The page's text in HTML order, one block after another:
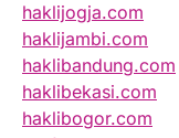
haklijogja.com
haklijambi.com
haklibandung.com
haklibekasi.com
haklibogor.com